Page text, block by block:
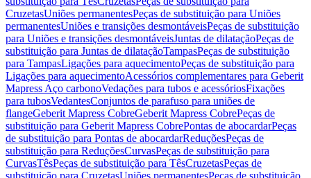
CruzetasUniões permanentesPeças de substituição para Uniões
permanentesUniões e transições desmontáveisPeças de substituição
para Uniões e transições desmontáveisJuntas de dilataçãoPeças de
substituição para Juntas de dilataçãoTampasPeças de substituição
para TampasLigações para aquecimentoPeças de substituição para
Ligações para aquecimentoAcessórios complementares para Geberit
Mapress Aço carbonoVedações para tubos e acessóriosFixações
para tubosVedantesConjuntos de parafuso para uniões de
flangeGeberit Mapress CobreGeberit Mapress CobrePeças de
substituição para Geberit Mapress CobrePontas de abocardarPeças
de substituição para Pontas de abocardarReduçõesPeças de
substituição para ReduçõesCurvasPeças de substituição para
CurvasTêsPeças de substituição para TêsCruzetasPeças de
substituição para CruzetasUniões permanentesPeças de substituição